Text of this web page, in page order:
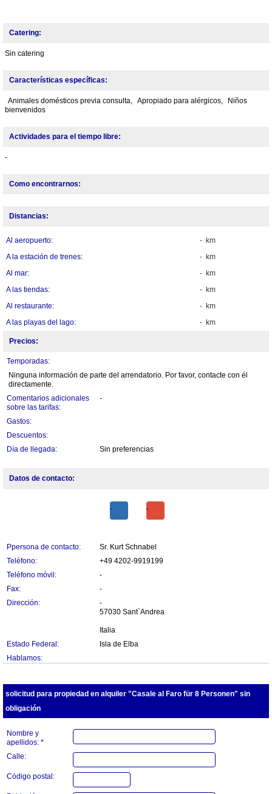
Catering:
Sin catering
Características específicas:
Animales domésticos previa consulta, Apropiado para alérgicos,
Niños
bienvenidos
Actividades para el tiempo libre:
-
Como encontrarnos:
Distancias:
- km
Al aeropuerto:
- km
A la estación de trenes:
- km
Al mar:
- km
A las tiendas:
- km
Al restaurante:
- km
A las playas del lago:
Precios:
Temporadas:
Ninguna información de parte del arrendatorio. Por favor, contacte con él
directamente.
Comentarios adicionales
sobre las tarifas:
-
Gastos:
Descuentos:
Día de llegada:
Sin preferencias
Datos de contacto:
Ppersona de contacto:
Sr. Kurt Schnabel
Teléfono:
+49 4202-9919199
Teléfono móvil:
-
Fax:
-
Dirección:
-
57030 Sant`Andrea
Italia
Estado Federal:
Isla de Elba
Hablamos:
solicitud para propiedad en alquiler "Casale al Faro für 8 Personen" sin
obligación
Nombre y
apellidos: *
Calle:
Código postal: